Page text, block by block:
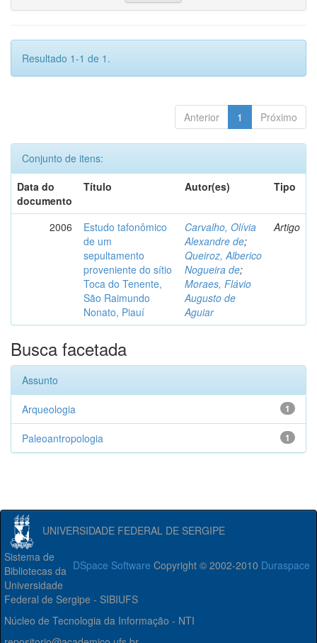
Resultado 1-1 de 1.
Anterior 1 Próximo
Conjunto de itens:
Data do
documento
Título Autor(es) Tipo
2006
Estudo tafonômico
de um
sepultamento
proveniente do sítio
Toca do Tenente,
São Raimundo
Nonato, Piauí
Carvalho, Olívia
Alexandre de;
Queiroz, Alberico
Nogueira de;
Moraes, Flávio
Augusto de
Aguiar
Artigo
Busca facetada
Assunto
1
Arqueologia
1
Paleoantropologia
UNIVERSIDADE FEDERAL DE SERGIPE
DSpace Software Copyright © 2002-2010 Duraspace
Sistema de
Bibliotecas da
Universidade
Federal de Sergipe - SIBIUFS
Núcleo de Tecnologia da Informação - NTI